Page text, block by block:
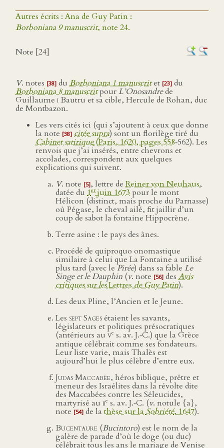
Autres écrits : Ana de Guy Patin :
Borboniana 9 manuscrit, note 24.
Note [24]
V. notes [38] du Borboniana 1 manuscritet [23] du
Borboniana 8 manuscritpourL’Onosandrede
Guillaume iBautru et sa cible, Hercule de Rohan, duc
de Montbazon.
Les vers cités ici (qui s’ajoutent à ceux que donne
la note [38] citéesupra) sont un florilège tiré du
Cabinet satirique(Paris, 1620, pages 558‑562). Les
renvois que j’ai insérés, entre chevrons et
accolades, correspondent aux quelques
explications qui suivent.
V. note [5], lettre de Reiner von Neuhaus,
datée du 1erjuin 1673 pour le mont
Hélicon (distinct, mais proche du Parnasse)
où Pégase, le cheval ailé, fit jaillir d’un
coup de sabot la fontaine Hippocrène.
Terre asine : le pays des ânes.
Procédé de quiproquo onomastique
similaire à celui que La Fontaine a utilisé
plus tard (avec lePirée) dans sa fable Le
Singe et le Dauphin (v. note [56] des Avis
critiques sur lesLettresde Guy Patin).
Les deux Pline, l’Ancien et le Jeune.
Les sept Sagesétaient les savants,
législateurs et politiques présocratiques
(antérieurs au ve s. av. J.‑C.) que la Grèce
antique célébrait comme ses fondateurs.
Leur liste varie, mais Thalès est
aujourd’hui le plus célèbre d’entre eux.
Judas Maccabée, héros biblique, prêtre et
meneur des Israélites dans la révolte dite
des Maccabées contre les Séleucides,
martyrisé au iie s. av. J.‑C. (v. notule {a},
note[54] de la thèse sur laSobriété, 1647).
Bucentaure (Bucintoro) est le nom de la
galère de parade d’où le doge (ou duc)
célébrait tous les ans le mariage de Venise